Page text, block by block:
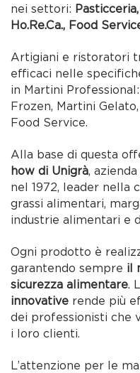
nei settori:
Ho.Re.Ca., Food
Artigiani e ristoratori
efficaci nelle
in Martini
Frozen, Martini
Food Service.
Alla base di questa
how di Unigrà,
nel 1972, leader nella
grassi alimentari,
industrie alimentari e
Ogni prodotto è
garantendo sempre il
sicurezza alimentare.
innovative rende più
dei professionisti che
i loro clienti.
L’attenzione per le